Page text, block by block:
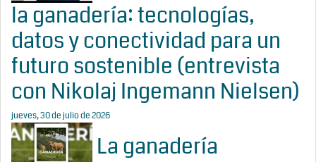
la ganadería: tecnologías,
datos y conectividad para un
futuro sostenible (entrevista
con Nikolaj Ingemann Nielsen)
jueves, 30 de julio de 2026
La ganadería